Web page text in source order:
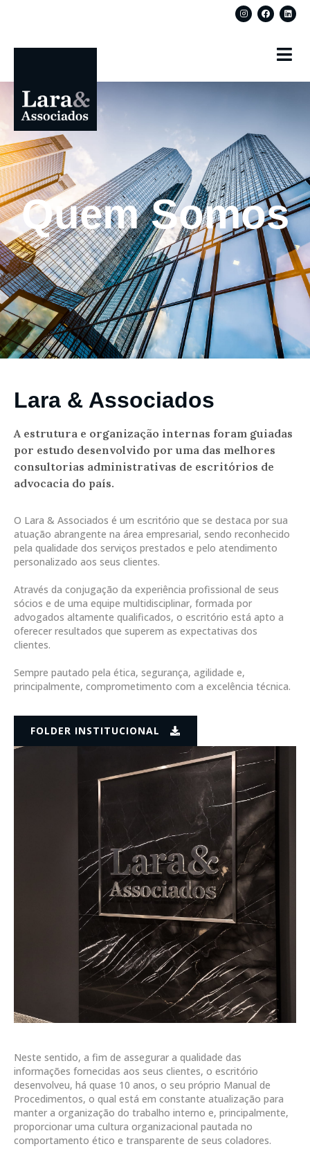
Quem Somos
Lara & Associados
A estrutura e organização internas foram guiadas
por estudo desenvolvido por uma das melhores
consultorias administrativas de escritórios de
advocacia do país.
O Lara & Associados é um escritório que se destaca por sua
atuação abrangente na área empresarial, sendo reconhecido
pela qualidade dos serviços prestados e pelo atendimento
personalizado aos seus clientes.
Através da conjugação da experiência profissional de seus
sócios e de uma equipe multidisciplinar, formada por
advogados altamente qualificados, o escritório está apto a
oferecer resultados que superem as expectativas dos
clientes.
Sempre pautado pela ética, segurança, agilidade e,
principalmente, comprometimento com a excelência técnica.
FOLDER INSTITUCIONAL
Neste sentido, a fim de assegurar a qualidade das
informações fornecidas aos seus clientes, o escritório
desenvolveu, há quase 10 anos, o seu próprio Manual de
Procedimentos, o qual está em constante atualização para
manter a organização do trabalho interno e, principalmente,
proporcionar uma cultura organizacional pautada no
comportamento ético e transparente de seus coladores.